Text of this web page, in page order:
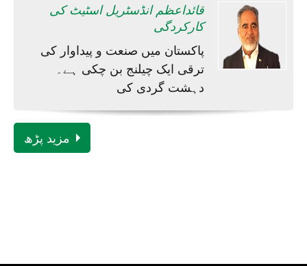
قائداعظم انڈسٹریل اسٹیٹ کی
کارکردگی
پاکستان میں صنعت و پیداوار کی
ترقی ایک چیلنج بن چکی ہے۔
دہشت گردی کی
مزید پڑھ